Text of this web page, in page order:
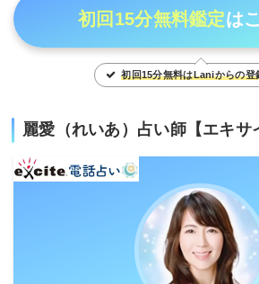
初回15分無料鑑定は
初回15分無料はLaniからの登
麗愛（れいあ）占い師【エキサ